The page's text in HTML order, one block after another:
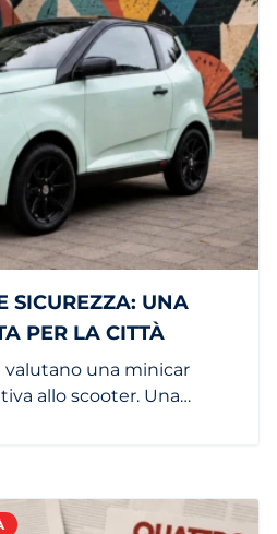
SICUREZZA: UNA
PER LA CITTÀ
una minicar
allo scooter. Una